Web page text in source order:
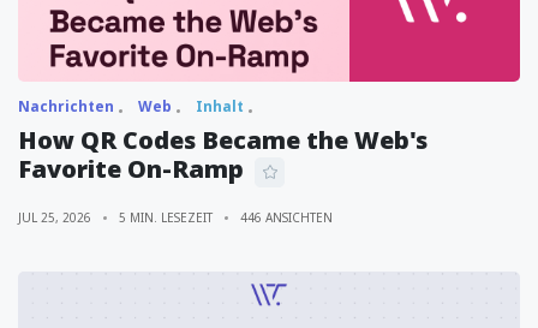
Nachrichten Web Inhalt
How QR Codes Became the Web's
Favorite On-Ramp
JUL 25, 2026 5 MIN. LESEZEIT 446 ANSICHTEN